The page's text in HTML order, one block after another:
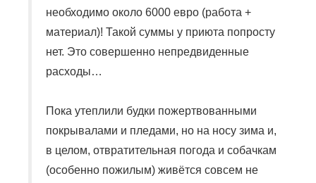
необходимо около 6000 евро (работа +
материал)! Такой суммы у приюта попросту
нет. Это совершенно непредвиденные
расходы…
Пока утеплили будки пожертвованными
покрывалами и пледами, но на носу зима и,
в целом, отвратительная погода и собачкам
(особенно пожилым) живётся совсем не